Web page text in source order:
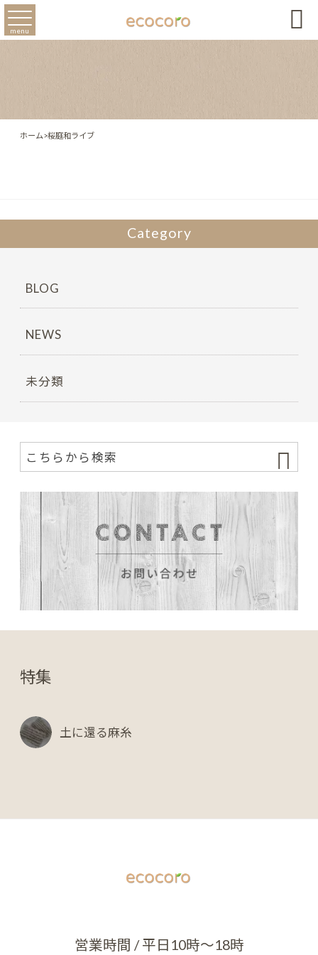
menu 
ホーム>桜庭和ライブ
Category
BLOG
NEWS
未分類
特集
土に還る麻糸
営業時間 / 平日10時～18時